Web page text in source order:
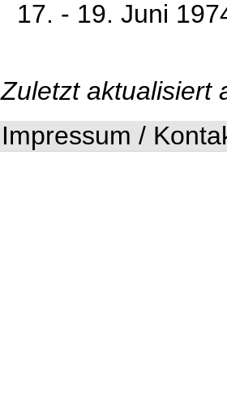
17. - 19. Juni
Zuletzt aktualisiert
Impressum /